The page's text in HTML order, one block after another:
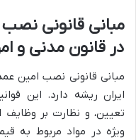
مبانی قانونی
در قانون مدنی و
مبانی قانونی نصب امین
ایران ریشه دارد. این
تعیین، و نظارت بر وظایف
ویژه در مواد مربوط به